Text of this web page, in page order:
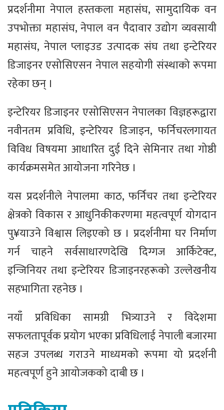
प्रदर्शनीमा नेपाल हस्तकला महासंघ, सामुदायिक वन
उपभोक्ता महासंघ, नेपाल वन पैदावार उद्योग व्यवसायी
महासंघ, नेपाल प्लाइउड उत्पादक संघ तथा इन्टेरियर
डिजाइनर एसोसिएसन नेपाल सहयोगी संस्थाको रूपमा
रहेका छन् ।
इन्टेरियर डिजाइनर एसोसिएसन नेपालका विज्ञहरूद्वारा
नवीनतम प्रविधि, इन्टेरियर डिजाइन, फर्निचरलगायत
विविध विषयमा आधारित दुई दिने सेमिनार तथा गोष्ठी
कार्यक्रमसमेत आयोजना गरिनेछ ।
यस प्रदर्शनीले नेपालमा काठ, फर्निचर तथा इन्टेरियर
क्षेत्रको विकास र आधुनिकीकरणमा महत्वपूर्ण योगदान
पु¥याउने विश्वास लिइएको छ । प्रदर्शनीमा घर निर्माण
गर्न चाहने सर्वसाधारणदेखि दिग्गज आर्किटेक्ट,
इन्जिनियर तथा इन्टेरियर डिजाइनरहरूको उल्लेखनीय
सहभागिता रहनेछ ।
नयाँ प्रविधिका सामग्री भित्र्याउने र विदेशमा
सफलतापूर्वक प्रयोग भएका प्रविधिलाई नेपाली बजारमा
सहज उपलब्ध गराउने माध्यमको रूपमा यो प्रदर्शनी
महत्वपूर्ण हुने आयोजकको दाबी छ ।